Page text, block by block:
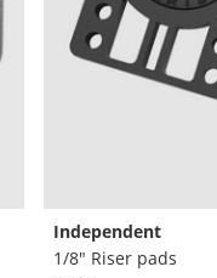
Independent
1/8" Riser pads